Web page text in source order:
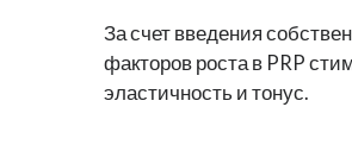
За счет введения
факторов роста в PRP
эластичность и тонус.